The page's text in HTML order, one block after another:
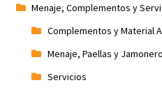
Menaje, Complementos y
Complementos y Material
Menaje, Paellas y
Servicios